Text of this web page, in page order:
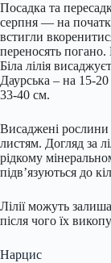
Посадка та
серпня — на
встигли
переносять
Біла лілія
Даурська – на 15-
33-40 см.
Висаджені рослини
листям. Догляд за
рідкому
підв’язуються до
Лілії можуть
після чого їх
Нарцис